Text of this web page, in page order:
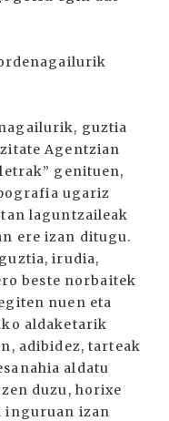
guztia
Agentzian
genituen,
ugariz
laguntzaileak
ere izan ditugu.
irudia,
beste norbaitek
nuen eta
aldaketarik
adibidez, tarteak
aldatu
duzu, horixe
inguruan izan